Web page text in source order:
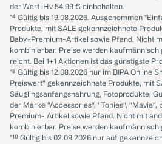
der Wert iHv 54.99 € einbehalten.
*⁴ Gültig bis 19.08.2026. Ausgenommen
Produkte, mit SALE gekennzeichnete
Baby-Premium-Artikel sowie Pfand. Nicht
kombinierbar. Preise werden kaufmännisch
reicht. Bei 1+1 Aktionen ist das günstigste
*⁸ Gültig bis 12.08.2026 nur im BIPA Online
Preiswert“ gekennzeichnete Produkte, mit
Säuglingsanfangsnahrung, Fotoprodukte,
der Marke “Accessories“, “Tonies“,
Premium- Artikel sowie Pfand. Nicht mit
kombinierbar. Preise werden kaufmännisch
*¹⁰ Gültig bis 02.09.2026 nur auf